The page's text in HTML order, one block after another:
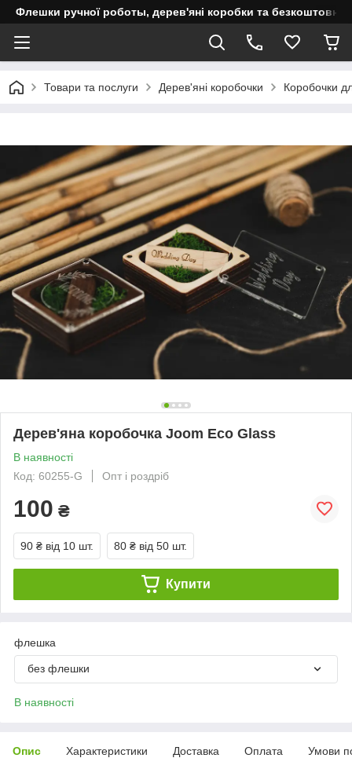
Флешки ручної роботы, дерев'яні коробки та безкоштовне
Товари та послуги Дерев'яні коробочки Коробочки
Дерев'яна коробочка Joom Eco Glass
В наявності
Код: 60255-G
Опт і роздріб
100 ₴
90 ₴ від 10 шт. 80 ₴ від 50 шт.
Купити
флешка
без флешки
В наявності
Опис Характеристики Доставка Оплата Умови